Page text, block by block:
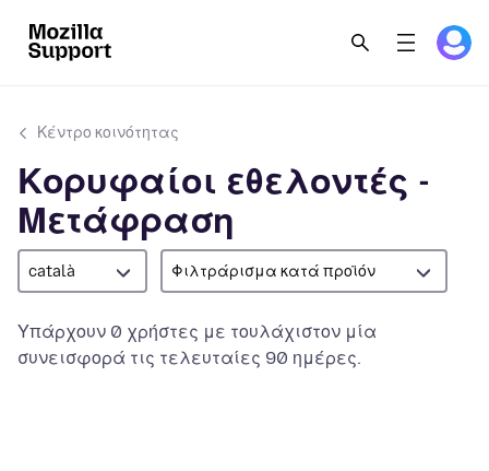
Κέντρο κοινότητας
Κορυφαίοι εθελοντές -
Μετάφραση
català Φιλτράρισμα κατά προϊόν
Υπάρχουν 0 χρήστες με τουλάχιστον μία
συνεισφορά τις τελευταίες 90 ημέρες.